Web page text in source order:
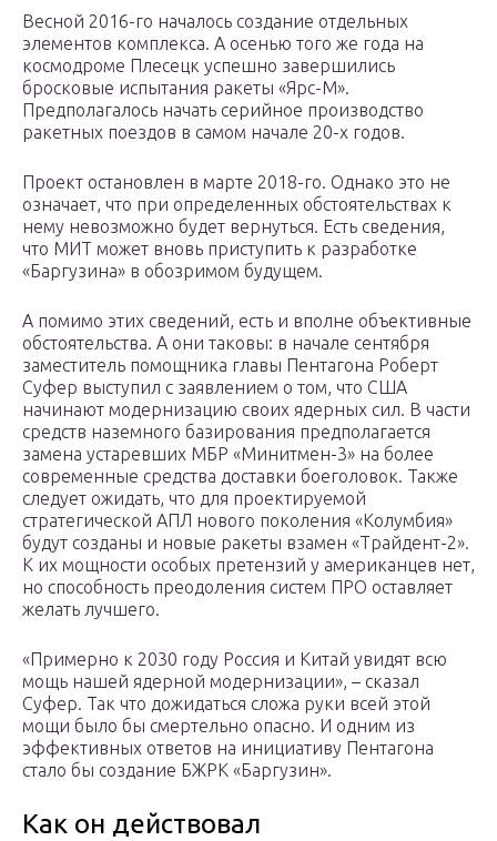
Весной 2016-го началось создание отдельных
элементов комплекса. А осенью того же года на
космодроме Плесецк успешно завершились
бросковые испытания ракеты «Ярс-М».
Предполагалось начать серийное производство
ракетных поездов в самом начале 20-х годов.
Проект остановлен в марте 2018-го. Однако это не
означает, что при определенных обстоятельствах к
нему невозможно будет вернуться. Есть сведения,
что МИТ может вновь приступить к разработке
«Баргузина» в обозримом будущем.
А помимо этих сведений, есть и вполне объективные
обстоятельства. А они таковы: в начале сентября
заместитель помощника главы Пентагона Роберт
Суфер выступил с заявлением о том, что США
начинают модернизацию своих ядерных сил. В части
средств наземного базирования предполагается
замена устаревших МБР «Минитмен-3» на более
современные средства доставки боеголовок. Также
следует ожидать, что для проектируемой
стратегической АПЛ нового поколения «Колумбия»
будут созданы и новые ракеты взамен «Трайдент-2».
К их мощности особых претензий у американцев нет,
но способность преодоления систем ПРО оставляет
желать лучшего.
«Примерно к 2030 году Россия и Китай увидят всю
мощь нашей ядерной модернизации», – сказал
Суфер. Так что дожидаться сложа руки всей этой
мощи было бы смертельно опасно. И одним из
эффективных ответов на инициативу Пентагона
стало бы создание БЖРК «Баргузин».
Как он действовал